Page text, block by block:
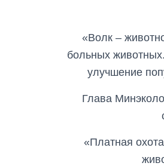
«Волк –
больных
улучшение
Глава
«Платная